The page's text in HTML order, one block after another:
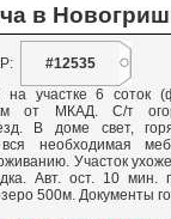
в
#12535
на участке 6 соток
от МКАД. С/т
В доме свет,
необходимая
Участок
Авт. ост. 10 мин.
500м. Документы